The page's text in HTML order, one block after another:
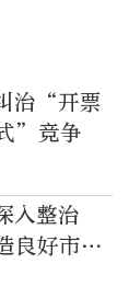
治“开票
”竞争
入整治
良好市场